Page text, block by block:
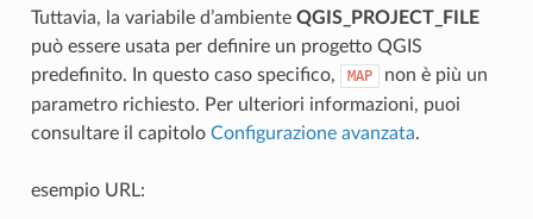
Tuttavia, la variabile d’ambiente QGIS_PROJECT_FILE
può essere usata per definire un progetto QGIS
predefinito. In questo caso specifico,
MAP
non è più un
parametro richiesto. Per ulteriori informazioni, puoi
consultare il capitolo Configurazione avanzata.
esempio URL: